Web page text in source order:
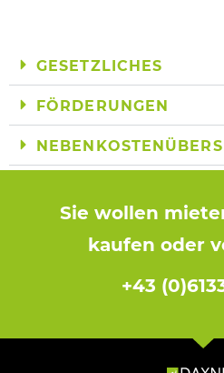
GESETZLICHES
FÖRDERUNGEN
Sie wollen
kaufen oder
+43